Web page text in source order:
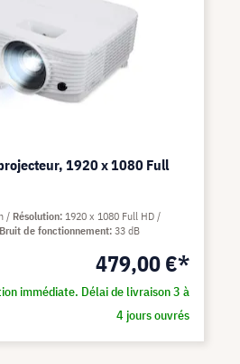
1920 x 1080 Full
479,00 €*
immédiate. Délai de livraison 3 à
4 jours ouvrés
Résolution 1920 x 1080 Full HD
Bruit de fonctionnement 33 dB